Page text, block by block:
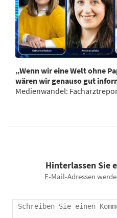
„Wenn wir eine Welt ohne
wären wir genauso gut
Medienwandel:
Hinterlassen Sie
E-Mail-Adressen